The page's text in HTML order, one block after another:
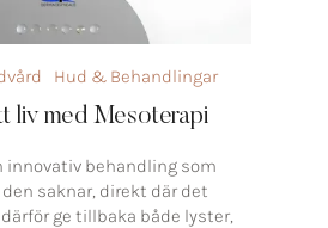
Hud & Behandlingar
liv med Mesoterapi
innovativ behandling som
saknar, direkt där det
ge tillbaka både lyster,